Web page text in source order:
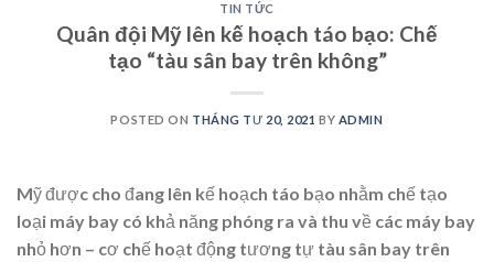
TIN TỨC
Quân đội Mỹ lên kế hoạch táo bạo: Chế
tạo “tàu sân bay trên không”
POSTED ON THÁNG TƯ 20, 2021 BY ADMIN
Mỹ được cho đang lên kế hoạch táo bạo nhằm chế tạo
loại máy bay có khả năng phóng ra và thu về các máy bay
nhỏ hơn – cơ chế hoạt động tương tự tàu sân bay trên